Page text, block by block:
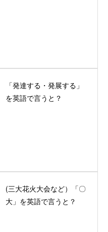
「発達する・発展する」
を英語で言うと？
(三大花火大会など）「〇
大」を英語で言うと？